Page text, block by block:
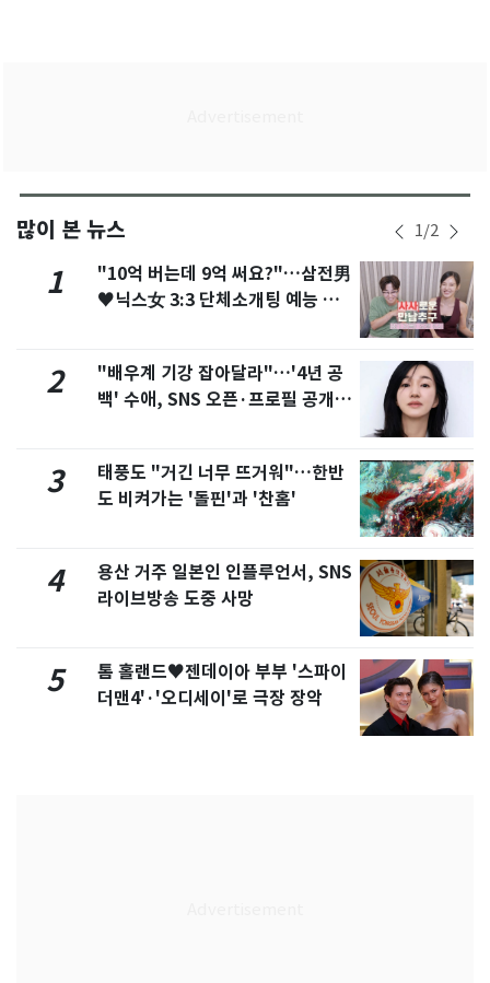
많이 본 뉴스 1/2
1
"10억 버는데 9억 써요?"…삼전男
♥닉스女 3:3 단체소개팅 예능 화
2
"배우계 기강 잡아달라"…'4년 공
백' 수애, SNS 오픈·프로필 공개
3
태풍도 "거긴 너무 뜨거워"…한반
도 비켜가는 '돌핀'과 '찬홈'
4
용산 거주 일본인 인플루언서, SNS
라이브방송 도중 사망
5
톰 홀랜드♥젠데이아 부부 '스파이
더맨4'·'오디세이'로 극장 장악